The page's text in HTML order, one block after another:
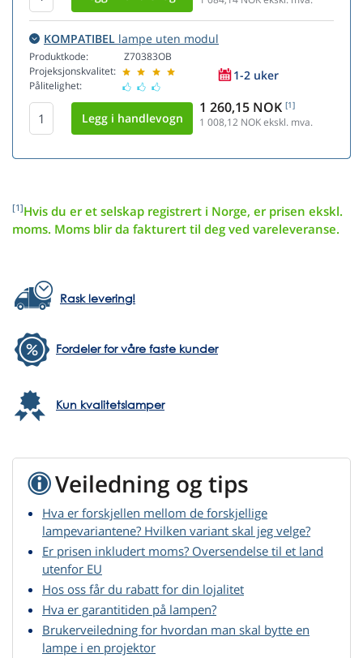
KOMPATIBEL lampe uten modul
Produktkode:
Projeksjonskvalitet:
Pålitelighet:
Z70383OB
1-2 uker
1 260,15 NOK [1]
1 008,12 NOK ekskl. mva.
[1]Hvis du er et selskap registrert i Norge, er prisen ekskl.
moms. Moms blir da fakturert til deg ved vareleveranse.
Rask levering!
Fordeler for våre faste kunder
Kun kvalitetslamper
Veiledning og tips
Hva er forskjellen mellom de forskjellige
lampevariantene? Hvilken variant skal jeg velge?
Er prisen inkludert moms? Oversendelse til et land
utenfor EU
Hos oss får du rabatt for din lojalitet
Hva er garantitiden på lampen?
Brukerveiledning for hvordan man skal bytte en
lampe i en projektor